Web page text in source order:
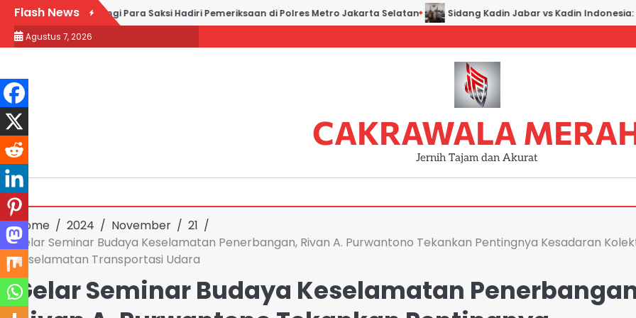
Skip
content
Flash News
Partners Dampingi Para Saksi Hadiri Pemeriksaan di Polres Metro Jakarta Selatan Sidang Kadin Jabar vs Kadin Indonesia:
Agustus 7, 2026
CAKRAWALA
Jernih Tajam dan Akurat
Home 2024 November
21
Gelar Seminar Budaya Keselamatan Penerbangan, Rivan A. Purwantono Tekankan Pentingnya Kesadaran
Keselamatan Transportasi Udara
Gelar Seminar Budaya Keselamatan